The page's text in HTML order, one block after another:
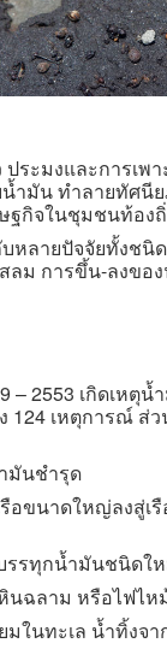
มงและการเพา
ำมัน ทำลายทัศนี
ฐกิจในชุมชนท้อง
ลายปัจจัยทั้งชนิ
ม การขึ้น-ลงขอ
เกิดเหตุน้
124 เหตุการณ์ ส่
มันชำรุด
นาดใหญ่ลงสู่เรื
ทุกน้ำมันชนิดให
ฉลาม หรือไฟไห
นทะเล น้ำทิ้งจา